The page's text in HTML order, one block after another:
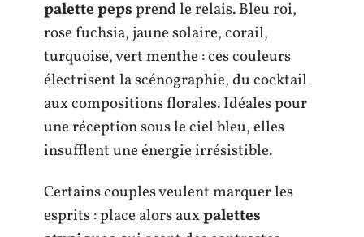
palette pepsprend le relais. Bleu roi,
rose fuchsia, jaune solaire, corail,
turquoise, vert menthe : ces couleurs
électrisent la scénographie, du cocktail
aux compositions florales. Idéales pour
une réception sous le ciel bleu, elles
insufflent une énergie irrésistible.
Certains couples veulent marquer les
esprits : place alors auxpalettes